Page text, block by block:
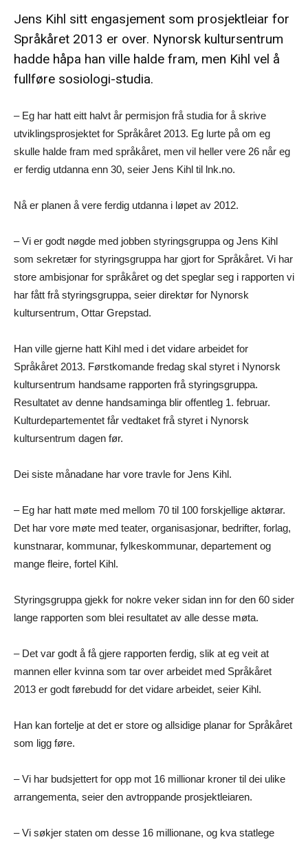
Jens Kihl sitt engasjement som prosjektleiar for
Språkåret 2013 er over. Nynorsk kultursentrum
hadde håpa han ville halde fram, men Kihl vel å
fullføre sosiologi-studia.
– Eg har hatt eitt halvt år permisjon frå studia for å skrive
utviklingsprosjektet for Språkåret 2013. Eg lurte på om eg
skulle halde fram med språkåret, men vil heller vere 26 når eg
er ferdig utdanna enn 30, seier Jens Kihl til lnk.no.
Nå er planen å vere ferdig utdanna i løpet av 2012.
– Vi er godt nøgde med jobben styringsgruppa og Jens Kihl
som sekretær for styringsgruppa har gjort for Språkåret. Vi har
store ambisjonar for språkåret og det speglar seg i rapporten vi
har fått frå styringsgruppa, seier direktør for Nynorsk
kultursentrum, Ottar Grepstad.
Han ville gjerne hatt Kihl med i det vidare arbeidet for
Språkåret 2013. Førstkomande fredag skal styret i Nynorsk
kultursentrum handsame rapporten frå styringsgruppa.
Resultatet av denne handsaminga blir offentleg 1. februar.
Kulturdepartementet får vedtaket frå styret i Nynorsk
kultursentrum dagen før.
Dei siste månadane har vore travle for Jens Kihl.
– Eg har hatt møte med mellom 70 til 100 forskjellige aktørar.
Det har vore møte med teater, organisasjonar, bedrifter, forlag,
kunstnarar, kommunar, fylkeskommunar, departement og
mange fleire, fortel Kihl.
Styringsgruppa gjekk for nokre veker sidan inn for den 60 sider
lange rapporten som blei resultatet av alle desse møta.
– Det var godt å få gjere rapporten ferdig, slik at eg veit at
mannen eller kvinna som tar over arbeidet med Språkåret
2013 er godt førebudd for det vidare arbeidet, seier Kihl.
Han kan fortelje at det er store og allsidige planar for Språkåret
som ligg føre.
– Vi har budsjettert for opp mot 16 millionar kroner til dei ulike
arrangementa, seier den avtroppande prosjektleiaren.
– Vi søkjer staten om desse 16 millionane, og kva statlege